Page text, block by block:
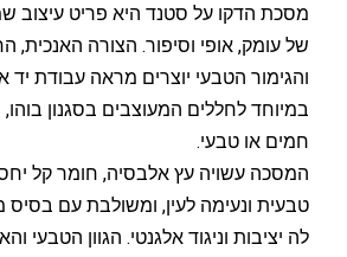
מסכת הדקו על סטנד היא פריט עיצוב
של עומק, אופי וסיפור. הצורה האנכית,
והגימור הטבעי יוצרים מראה עבודת יד
במיוחד לחללים המעוצבים בסגנון בוהו,
חמים או טבעי.
המסכה עשויה עץ אלבסיה, חומר קל
טבעית ונעימה לעין, ומשולבת עם
לה יציבות וניגוד אלגנטי. הגוון הטבעי